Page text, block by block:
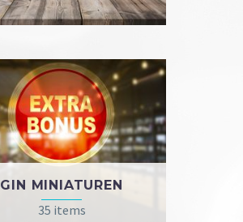
GIN MINIATUREN
35 items